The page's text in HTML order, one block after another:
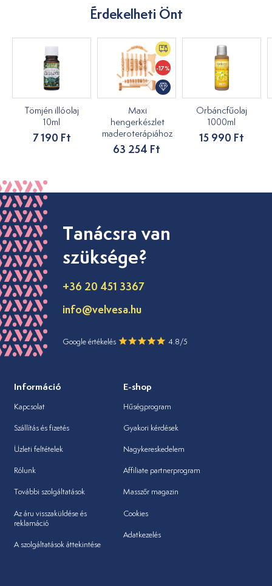
Érdekelheti Önt
Tömjén illóolaj
10ml
7 190 Ft
-17%
Maxi
hengerkészlet
maderoterápiához
63 254 Ft
Orbáncfűolaj
1000ml
15 990 Ft
Tanácsra van
szüksége?
+36 20 451 3367
info@velvesa.hu
Google értékelés 4.8/5
Információ
Kapcsolat
Szállítás és fizetés
Üzleti feltételek
Rólunk
További szolgáltatások
Az áru visszaküldése és
reklamáció
A szolgáltatások áttekintése
E-shop
Hűségprogram
Gyakori kérdések
Nagykereskedelem
Affiliate partnerprogram
Masszőr magazin
Cookies
Adatkezelés